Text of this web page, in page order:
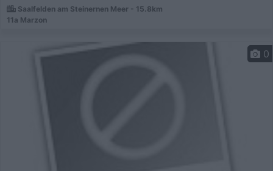
Saalfelden am Steinernen Meer - 15.8km
11a Marzon
0